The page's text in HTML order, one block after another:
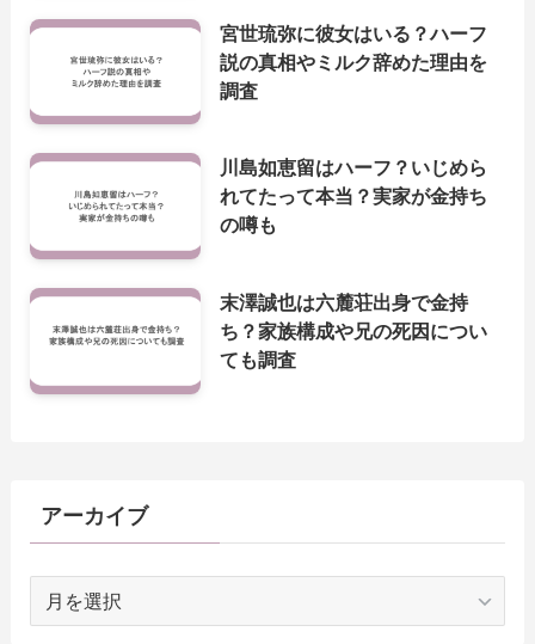
宮世琉弥に彼女はいる？ハーフ
説の真相やミルク辞めた理由を
調査
川島如恵留はハーフ？いじめら
れてたって本当？実家が金持ち
の噂も
末澤誠也は六麓荘出身で金持
ち？家族構成や兄の死因につい
ても調査
アーカイブ